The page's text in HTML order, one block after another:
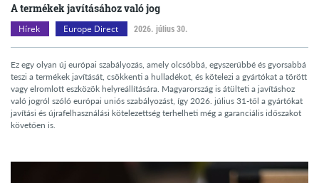
A termékek javításához való jog
Hírek Europe Direct 2026. július 30.
Ez egy olyan új európai szabályozás, amely olcsóbbá, egyszerűbbé és gyorsabbá
teszi a termékek javítását, csökkenti a hulladékot, és kötelezi a gyártókat a törött
vagy elromlott eszközök helyreállítására. Magyarország is átülteti a javításhoz
való jogról szóló európai uniós szabályozást, így 2026. július 31-től a gyártókat
javítási és újrafelhasználási kötelezettség terhelheti még a garanciális időszakot
követően is.